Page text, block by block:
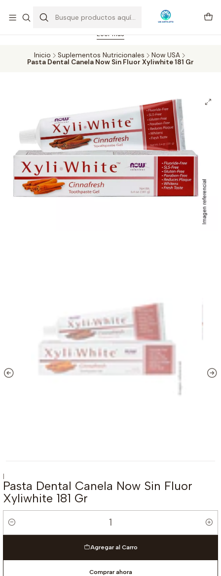
Feriado 21-05-2026 atención hasta las 14 hrs. Envío GRATIS mismo
día solo área Metropolitana Santiago por compras desde CLP 39.900.
Pedidos hasta 16 hrs., sábados y domingos hasta 14 hrs.
Leer más
Inicio Suplementos Nutricionales
Now USA
Pasta Dental Canela Now Sin Fluor Xyliwhite 181 Gr
|
Pasta Dental Canela Now Sin Fluor
Xyliwhite 181 Gr
Cantidad
Agregar al Carro
Comprar ahora